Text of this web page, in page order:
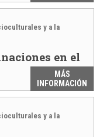
y a la
en el
MÁS
INFORMACIÓN
y a la